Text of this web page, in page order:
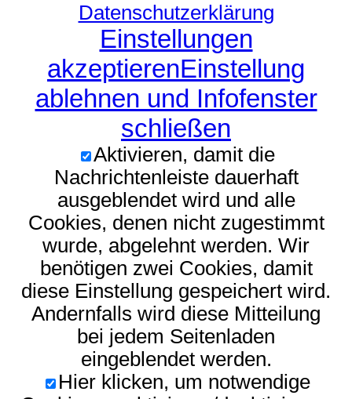
Datenschutzerklärung
Einstellungen
akzeptierenEinstellung
ablehnen und Infofenster
schließen
Aktivieren, damit die
Nachrichtenleiste dauerhaft
ausgeblendet wird und alle
Cookies, denen nicht zugestimmt
wurde, abgelehnt werden. Wir
benötigen zwei Cookies, damit
diese Einstellung gespeichert wird.
Andernfalls wird diese Mitteilung
bei jedem Seitenladen
eingeblendet werden.
Hier klicken, um notwendige